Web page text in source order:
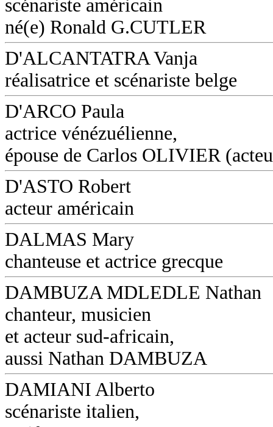
scénariste américain
né(e) Ronald G.CUTLER
D'ALCANTATRA Vanja
réalisatrice et scénariste belge
D'ARCO Paula
actrice vénézuélienne,
épouse de Carlos OLIVIER
D'ASTO Robert
acteur américain
DALMAS Mary
chanteuse et actrice grecque
DAMBUZA MDLEDLE Nathan
chanteur, musicien
et acteur sud-africain,
aussi Nathan DAMBUZA
DAMIANI Alberto
scénariste italien,